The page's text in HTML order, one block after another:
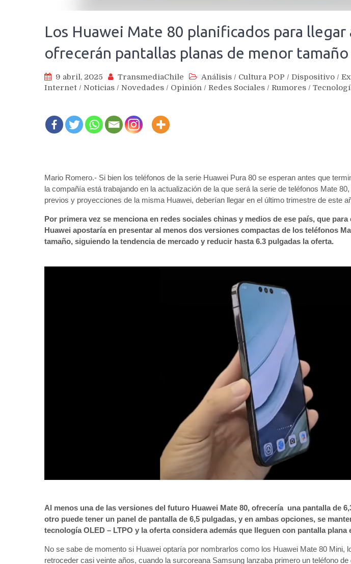
Los Huawei Mate 80 planificados para llegar
ofrecerán pantallas planas de menor tamaño
9 abril, 2025 TransmediaChile Análisis / Cultura POP / Dispositivo /
Internet / Noticias / Novedades / Opinión / Redes Sociales / Rumores /
Mario Romero.- Si bien los teléfonos de la serie Huawei Pura 80 se esperan antes que
la compañía está trabajando en la actualización de la que será la serie de teléfonos Mate
previos y proyecciones de la misma Huawei, deberían llegar en el último trimestre de este
Por primera vez se menciona en redes sociales chinas y medios de ese país, que
Huawei apostaría en presentar al menos dos versiones compactas de los teléfonos
tamaño, siguiendo la tendencia de mercado y reducir hasta 6.3 pulgadas la oferta.
Al menos una de las versiones del futuro Huawei Mate 80, ofrecería una pantalla de
otro puede tener un panel de pantalla de 6,5 pulgadas, y en ambas opciones, se
tecnología OLED – LTPO y la oferta considera además que lleguen con pantalla plana
No se sabe de momento si Huawei optaría por nombrarlos como los Huawei Mate 80 Mini,
retroceder casi veinte años, cuando la surcoreana Samsung lanzaba primero un teléfono